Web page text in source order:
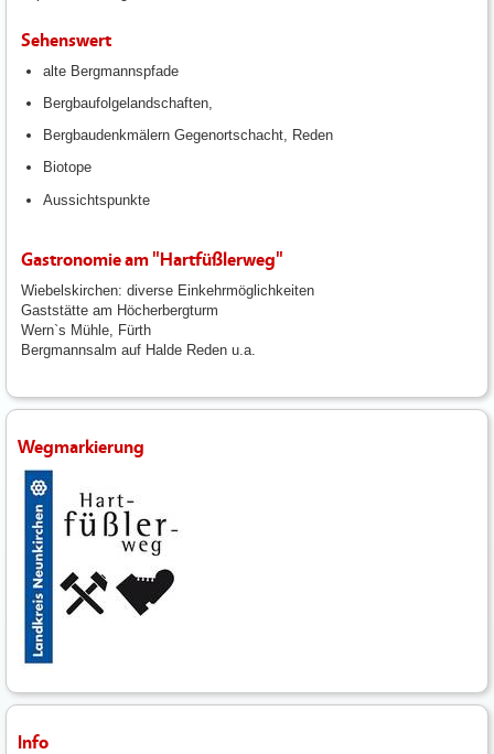
Sehenswert
alte Bergmannspfade
Bergbaufolgelandschaften,
Bergbaudenkmälern Gegenortschacht, Reden
Biotope
Aussichtspunkte
Gastronomie am "Hartfüßlerweg"
Wiebelskirchen: diverse Einkehrmöglichkeiten
Gaststätte am Höcherbergturm
Wern`s Mühle, Fürth
Bergmannsalm auf Halde Reden u.a.
Wegmarkierung
Info